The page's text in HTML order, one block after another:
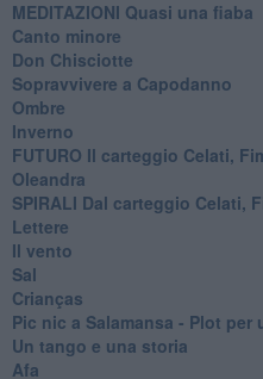
MEDITAZIONI Quasi una fiaba
Canto minore
Don Chisciotte
Sopravvivere a Capodanno
Ombre
Inverno
FUTURO Il carteggio Celati,
Oleandra
SPIRALI Dal carteggio Celati,
Lettere
Il vento
Sal
Crianças
Pic nic a Salamansa - Plot per
Un tango e una storia
Afa